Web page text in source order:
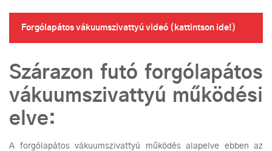
Forgólapátos vákuumszivattyú videó (kattintson ide!)
Szárazon futó forgólapátos
vákuumszivattyú működési
elve:
A forgólapátos vákuumszivattyú működés alapelve ebben az